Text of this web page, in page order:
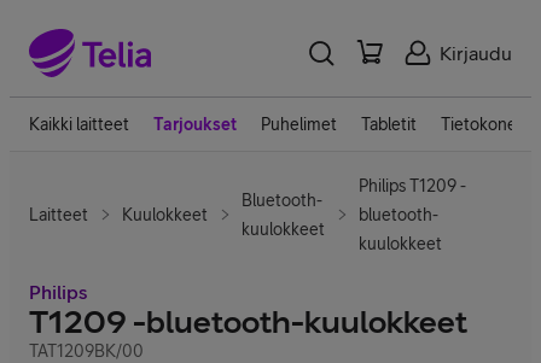
Kirjaudu
Kaikki laitteet Tarjoukset Puhelimet Tabletit Tietokoneet
Laitteet Kuulokkeet
Bluetooth-
kuulokkeet
Philips T1209 -
bluetooth-
kuulokkeet
Philips
T1209 -bluetooth-kuulokkeet
TAT1209BK/00